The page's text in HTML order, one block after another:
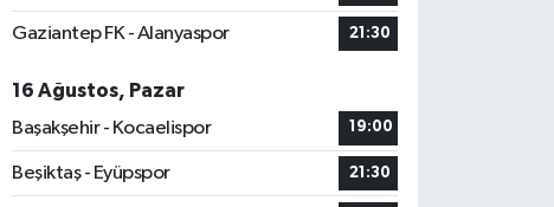
Gaziantep FK - Alanyaspor 21:30
16 Ağustos, Pazar
Başakşehir - Kocaelispor
19:00
Beşiktaş - Eyüpspor 21:30